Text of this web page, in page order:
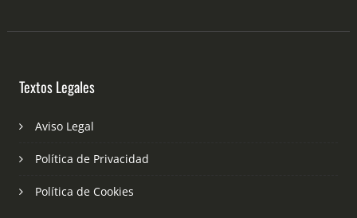
Textos Legales
Aviso Legal
Política de Privacidad
Política de Cookies